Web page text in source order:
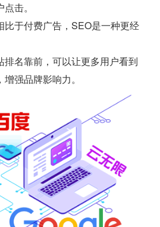
击。
比于付费广告，SEO是一种更经
排名靠前，可以让更多用户看到
强品牌影响力。